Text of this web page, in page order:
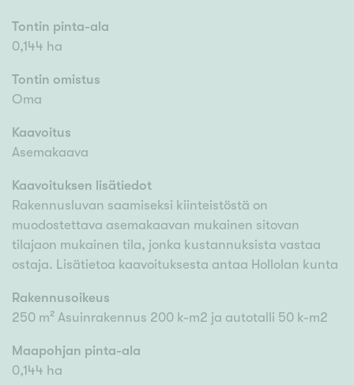
Tontin pinta-ala
0,144 ha
Tontin omistus
Oma
Kaavoitus
Asemakaava
Kaavoituksen lisätiedot
Rakennusluvan saamiseksi kiinteistöstä on
muodostettava asemakaavan mukainen sitovan
tilajaon mukainen tila, jonka kustannuksista vastaa
ostaja. Lisätietoa kaavoituksesta antaa Hollolan kunta
Rakennusoikeus
250 m² Asuinrakennus 200 k-m2 ja autotalli 50 k-m2
Maapohjan pinta-ala
0,144 ha